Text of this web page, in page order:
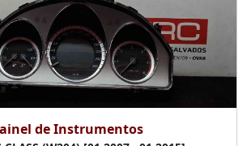
de Instrumentos